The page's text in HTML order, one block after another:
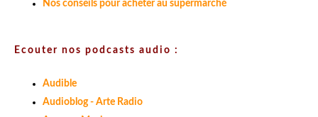
Nos conseils pour acheter au supermarché
Ecouter nos podcasts audio :
Audible
Audioblog - Arte Radio